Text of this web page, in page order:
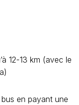
12-13 km (avec le
en payant une